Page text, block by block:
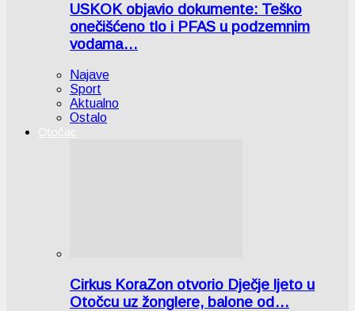
USKOK objavio dokumente: Teško
onečišćeno tlo i PFAS u podzemnim
vodama…
Najave
Sport
Aktualno
Ostalo
Otočac
Cirkus KoraZon otvorio Dječje ljeto u
Otočcu uz žonglere, balone od…